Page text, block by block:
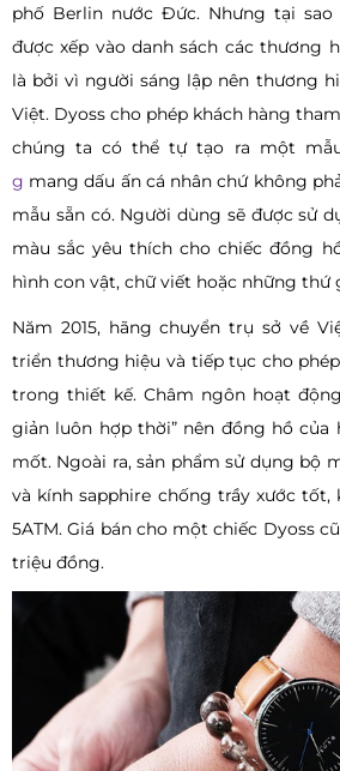
phố Berlin nước Đức. Nhưng tại
được xếp vào danh sách các thương
là bởi vì người sáng lập nên thương
Việt. Dyoss cho phép khách hàng
chúng ta có thể tự tạo ra một
g mang dấu ấn cá nhân chứ không
mẫu sẵn có. Người dùng sẽ được sử
màu sắc yêu thích cho chiếc đồng
hình con vật, chữ viết hoặc những thứ
Năm 2015, hãng chuyển trụ sở về
triển thương hiệu và tiếp tục cho
trong thiết kế. Châm ngôn hoạt
giản luôn hợp thời” nên đồng hồ của
mốt. Ngoài ra, sản phẩm sử dụng bộ
và kính sapphire chống trầy xước tốt,
5ATM. Giá bán cho một chiếc Dyoss
triệu đồng.